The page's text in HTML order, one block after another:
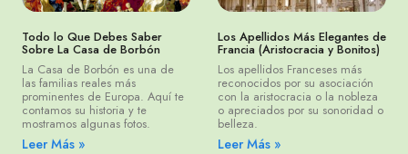
Todo lo Que Debes Saber
Sobre La Casa de Borbón
La Casa de Borbón es una de
las familias reales más
prominentes de Europa. Aquí te
contamos su historia y te
mostramos algunas fotos.
Leer Más »
Los Apellidos Más Elegantes de
Francia (Aristocracia y Bonitos)
Los apellidos Franceses más
reconocidos por su asociación
con la aristocracia o la nobleza
o apreciados por su sonoridad o
belleza.
Leer Más »